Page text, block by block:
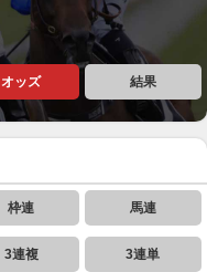
オッズ 結果
枠連 馬連
3連複 3連単